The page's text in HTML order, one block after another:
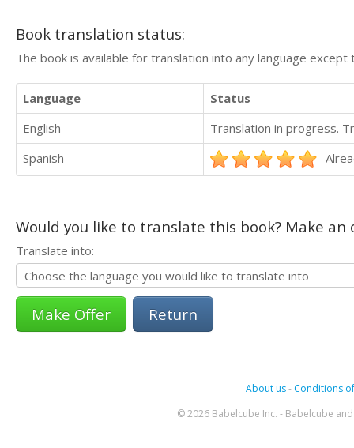
Book translation status:
The book is available for translation into any language
Language
Status
English
Translation in progress.
Spanish
Would you like to translate this book? Make
Translate into:
Return
About us- Conditions
© 2026 Babelcube Inc. - Babelcube